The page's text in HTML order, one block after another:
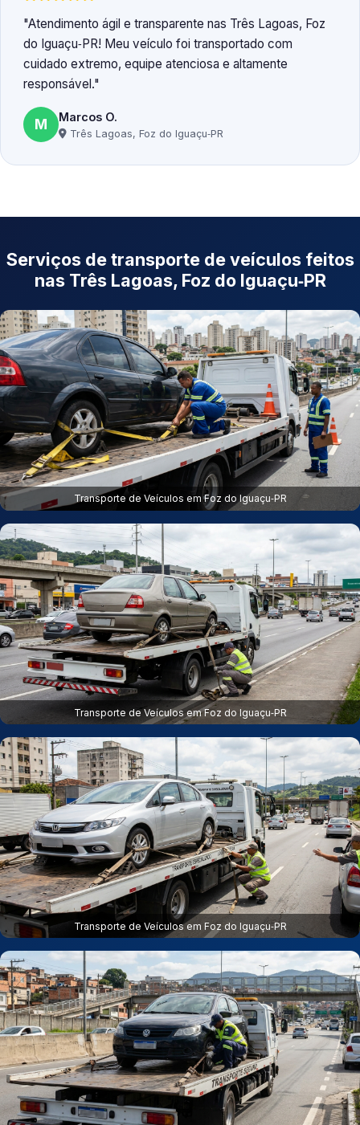
Atendimento ágil e transparente nas Três Lagoas, Foz
do Iguaçu‑PR! Meu veículo foi transportado com
cuidado extremo, equipe atenciosa e altamente
responsável.
M Marcos O.
Três Lagoas, Foz do Iguaçu‑PR
Serviços de transporte de veículos feitos
nas Três Lagoas, Foz do Iguaçu‑PR
Transporte de Veículos em Foz do Iguaçu‑PR
Transporte de Veículos em Foz do Iguaçu‑PR
Transporte de Veículos em Foz do Iguaçu‑PR